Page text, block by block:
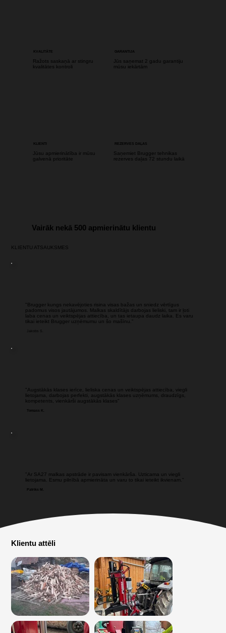
KVALITĀTE
Ražots saskaņā ar stingru
kvalitātes kontroli
GARANTIJA
Jūs saņemat 2 gadu garantiju
mūsu iekārtām
KLIENTI
Jūsu apmierinātība ir mūsu
galvenā prioritāte
REZERVES DAĻAS
Saņemiet Brugger tehnikas
rezerves daļas 72 stundu laikā
Vairāk nekā 500 apmierinātu klientu
KLIENTU ATSAUKSMES
"Brugger kungs nekavējoties risina visas bažas un sniedz vērtīgus
padomus visos jautājumos. Malkas skaldītājs darbojas lieliski, tam ir ļoti
laba cenas un veiktspējas attiecība, un tas ietaupa daudz laika. Es varu
tikai ieteikt Brugger uzņēmumu un šo mašīnu."
"Augstākās klases ierīce, lieliska cenas un veiktspējas attiecība, viegli
lietojama, darbojas perfekti, augstākās klases uzņēmums, draudzīgs,
kompetents, vienkārši augstākās klases"
Tomass K.
"Ar SA27 malkas apstrāde ir pavisam vienkārša. Uzticama un viegli
lietojama. Esmu pilnībā apmierināta un varu to tikai ieteikt ikvienam."
Patriks M.
Klientu attēli